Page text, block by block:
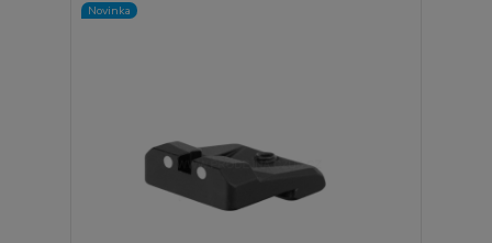
Novinka